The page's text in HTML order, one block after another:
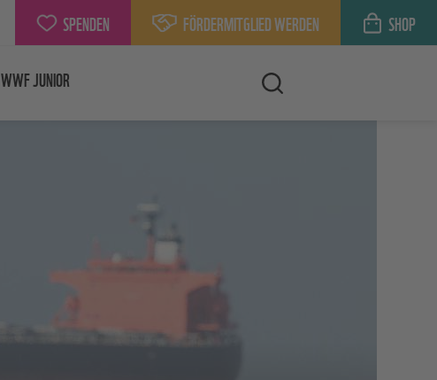
SPENDEN FÖRDERMITGLIED WERDEN SHOP
WWF JUNIOR